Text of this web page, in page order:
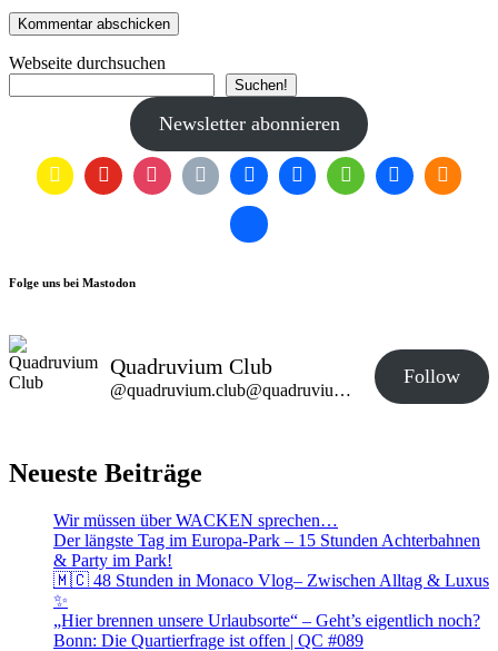
Webseite durchsuchen
Suchen!
Newsletter abonnieren
Folge uns bei Mastodon
Quadruvium Club
@quadruvium.club@quadruvium.club
Follow
Neueste Beiträge
Wir müssen über WACKEN sprechen…
Der längste Tag im Europa-Park – 15 Stunden Achterbahnen
& Party im Park!
🇲🇨 48 Stunden in Monaco Vlog– Zwischen Alltag & Luxus
✨
„Hier brennen unsere Urlaubsorte“ – Geht’s eigentlich noch?
Bonn: Die Quartierfrage ist offen | QC #089